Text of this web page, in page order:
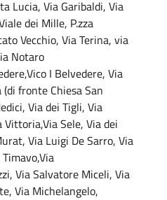
Lucia, Via Garibaldi, Via
dei Mille, P.zza
Vecchio, Via Terina, via
Notaro
I Belvedere, Via
fronte Chiesa San
Via dei Tigli, Via
Sele, Via dei
Via Luigi De Sarro, Via
Via Salvatore Miceli, Via
Via Michelangelo,